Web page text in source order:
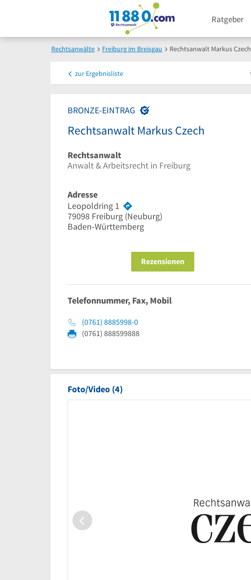
Ratgeber
Rechtsanwälte Freiburg im Breisgau Rechtsanwalt Markus Czech
zur Ergebnisliste
BRONZE-EINTRAG
Rechtsanwalt Markus Czech
Rechtsanwalt
Anwalt & Arbeitsrecht in Freiburg
Adresse
Leopoldring 1
79098 Freiburg (Neuburg)
Baden-Württemberg
Rezensionen
Telefonnummer, Fax, Mobil
(0761) 8885998-0
(0761) 888599888
Foto/Video (4)